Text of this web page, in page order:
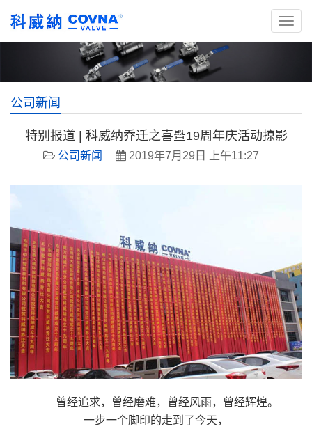
公司新闻
特别报道 | 科威纳乔迁之喜暨19周年庆活动掠影
公司新闻 2019年7月29日 上午11:27
曾经追求，曾经磨难，曾经风雨，曾经辉煌。
一步一个脚印的走到了今天，